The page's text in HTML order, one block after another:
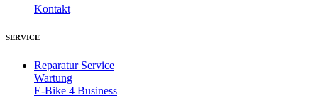
Kontakt
SERVICE
Reparatur Service
Wartung
E-Bike 4 Business